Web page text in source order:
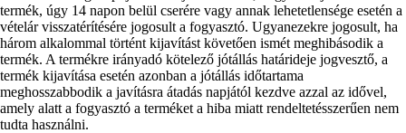
termék, úgy 14 napon belül cserére vagy annak lehetetlensége esetén a
vételár visszatérítésére jogosult a fogyasztó. Ugyanezekre jogosult, ha
három alkalommal történt kijavítást követően ismét meghibásodik a
termék. A termékre irányadó kötelező jótállás határideje jogvesztő, a
termék kijavítása esetén azonban a jótállás időtartama
meghosszabbodik a javításra átadás napjától kezdve azzal az idővel,
amely alatt a fogyasztó a terméket a hiba miatt rendeltetésszerűen nem
tudta használni.